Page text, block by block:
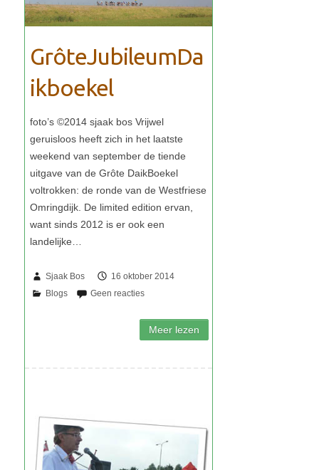
GrôteJubileumDa
ikboekel
Sjaak Bos 16 oktober 2014